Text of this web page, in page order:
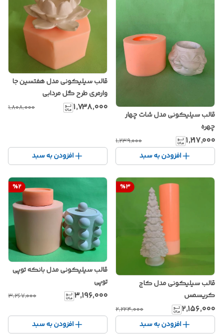
قالب سیلیکونی مدل شات چهار
چهره
۱٬۲۱۷٬۰۰۰ ۱٬۲۳۹٬۰۰۰
افزودن به سبد
قالب سیلیکونی مدل هفتسین جا
وارمری طرح گل مردابی
۱٬۷۳۸٬۰۰۰ ۱٬۸۰۸٬۰۰۰
افزودن به سبد
%3
قالب سیلیکونی مدل کاج
کریسمس
۲٬۱۵۶٬۰۰۰ ۲٬۲۲۴٬۰۰۰
افزودن به سبد
%2
قالب سیلیکونی مدل بانکه توپی
توپی
۳٬۱۹۶٬۰۰۰ ۳٬۲۶۷٬۰۰۰
افزودن به سبد